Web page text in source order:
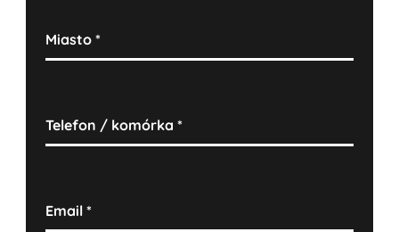
Miasto*
Telefon / komórka*
Email*